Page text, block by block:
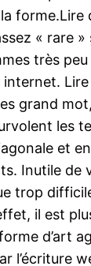
forme.Lire
« rare
très
internet.
grand
les
et
Inutile de
trop
il est
d’art
l’écriture